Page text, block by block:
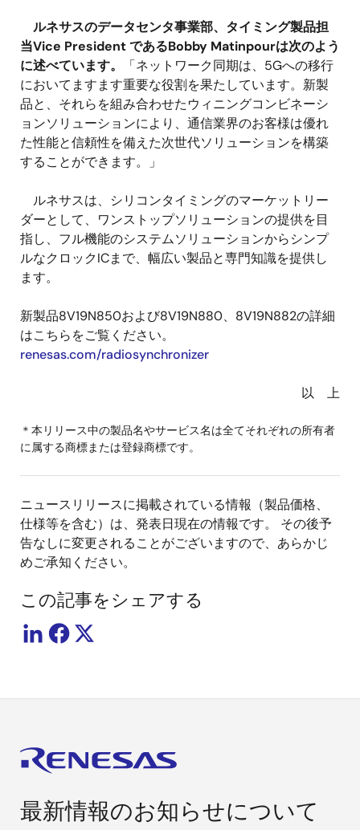
ルネサスのデータセンタ事業部、タイミング製品担
当Vice President であるBobby Matinpourは次のよう
に述べています。
「ネットワーク同期は、5Gへの移行
においてますます重要な役割を果たしています。新製
品と、それらを組み合わせたウィニングコンビネーシ
ョンソリューションにより、通信業界のお客様は優れ
た性能と信頼性を備えた次世代ソリューションを構築
することができます。」
ルネサスは、シリコンタイミングのマーケットリー
ダーとして、ワンストップソリューションの提供を目
指し、フル機能のシステムソリューションからシンプ
ルなクロックICまで、幅広い製品と専門知識を提供し
ます。
新製品8V19N850および8V19N880、8V19N882の詳細
はこちらをご覧ください。
renesas.com/radiosynchronizer
以 上
＊本リリース中の製品名やサービス名は全てそれぞれの所有者
に属する商標または登録商標です。
ニュースリリースに掲載されている情報（製品価格、
仕様等を含む）は、発表日現在の情報です。 その後予
告なしに変更されることがございますので、あらかじ
めご承知ください。
この記事をシェアする
最新情報のお知らせについて